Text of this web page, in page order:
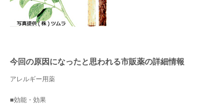
今回の原因になったと思われる市販薬の詳細情報
アレルギー用薬
■効能・効果